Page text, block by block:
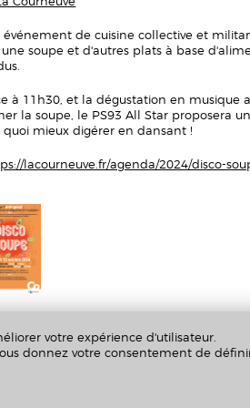
événement de cuisine collective et
soupe et d'autres plats à base
à 11h30, et la dégustation en musique
la soupe, le PS93 All Star proposera
mieux digérer en dansant !
lacourneuve.fr/agenda/2024/disco-
votre expérience d'utilisateur.
donnez votre consentement de